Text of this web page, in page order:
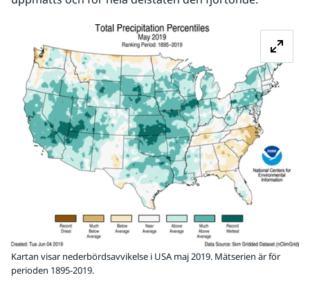
Kartan visar nederbördsavvikelse i USA maj 2019. Mätserien är för
perioden 1895-2019.